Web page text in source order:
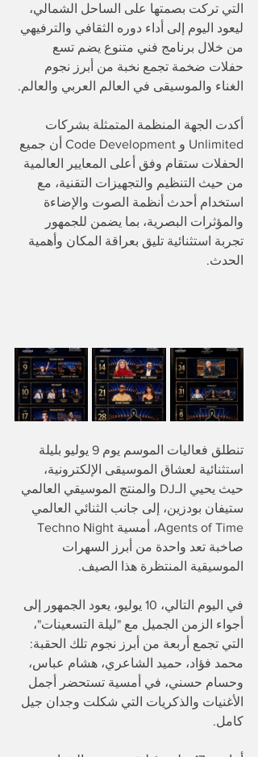
التي تركت بصمتها على الساحل الشمالي،
ليعود اليوم إلى أداء دوره الثقافي والترفيهي
من خلال برنامج فني متنوع يضم تسع
حفلات ضخمة تجمع نخبة من أبرز نجوم
الغناء والموسيقى في العالم العربي والعالم.
أكدت الجهة المنظمة المتمثلة بشركات
Unlimited و Code Development أن جميع
الحفلات ستقام وفق أعلى المعايير العالمية
من حيث التنظيم والتجهيزات التقنية، مع
استخدام أحدث أنظمة الصوت والإضاءة
والمؤثرات البصرية، بما يضمن للجمهور
تجربة استثنائية تليق بعراقة المكان وأهمية
الحدث.
تنطلق فعاليات الموسم يوم 9 يوليو بليلة
استثنائية لعشاق الموسيقى الإلكترونية،
حيث يحيي الـDJ والمنتج الموسيقي العالمي
ستيفان بودزين، إلى جانب الثنائي العالمي
صاخبة تعد واحدة من أبرز السهرات
الموسيقية المنتظرة هذا الصيف.
في اليوم التالي، 10 يوليو، يعود الجمهور إلى
أجواء الزمن الجميل مع "ليلة التسعينات"،
التي تجمع أربعة من أبرز نجوم تلك الحقبة:
محمد فؤاد، حميد الشاعري، هشام عباس،
وحسام حسني، في أمسية تستحضر أجمل
الأغنيات والذكريات التي شكلت وجدان جيل
كامل.